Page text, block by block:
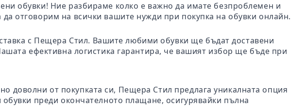
обувки! Ние разбираме колко е важно да имате безпроблемен и
отговорим на всички вашите нужди при покупка на обувки онлайн.
с Пещера Стил. Вашите любими обувки ще бъдат доставени
ефективна логистика гарантира, че вашият избор ще бъде при
доволни от покупката си, Пещера Стил предлага уникалната опция
преди окончателното плащане, осигурявайки пълна